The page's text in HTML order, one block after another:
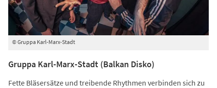
© Gruppa Karl-Marx-Stadt
Gruppa Karl-Marx-Stadt (Balkan Disko)
Fette Bläsersätze und treibende Rhythmen verbinden sich zu